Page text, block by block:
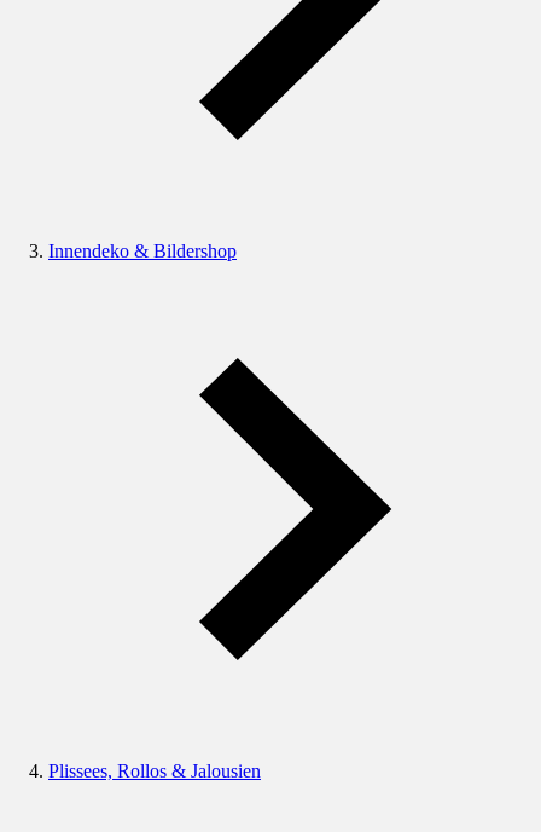
Innendeko & Bildershop
Plissees, Rollos & Jalousien